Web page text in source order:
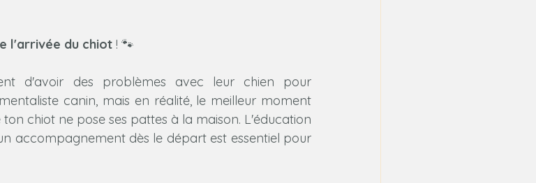
l'arrivée du chiot ! 🐾
d'avoir des problèmes avec leur chien pour
canin, mais en réalité, le meilleur moment
chiot ne pose ses pattes à la maison. L'éducation
accompagnement dès le départ est essentiel pour